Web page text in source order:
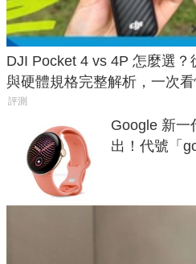
DJI Pocket 4 vs 4P 怎麼選
與硬體規格完整解析，一次
評測
Google 新一
出！代號「